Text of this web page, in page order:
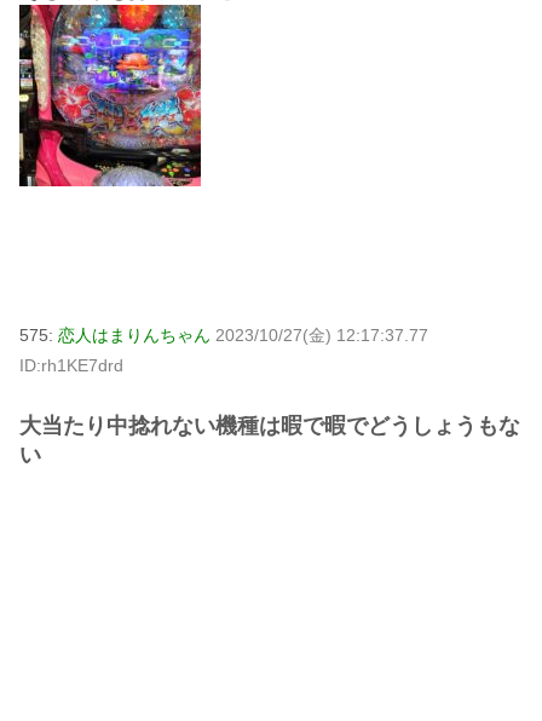
575: 恋人はまりんちゃん 2023/10/27(金) 12:17:37.77
ID:rh1KE7drd
大当たり中捻れない機種は暇で暇でどうしょうもな
い